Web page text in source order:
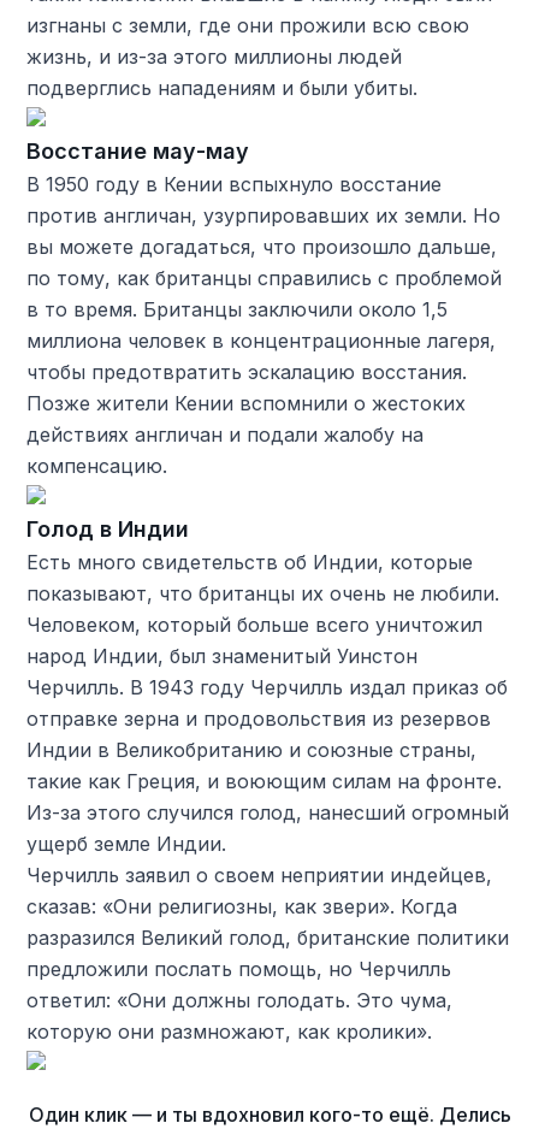
изгнаны с земли, где они прожили всю свою
жизнь, и из-за этого миллионы людей
подверглись нападениям и были убиты.
Восстание мау-мау
В 1950 году в Кении вспыхнуло восстание
против англичан, узурпировавших их земли. Но
вы можете догадаться, что произошло дальше,
по тому, как британцы справились с проблемой
в то время. Британцы заключили около 1,5
миллиона человек в концентрационные лагеря,
чтобы предотвратить эскалацию восстания.
Позже жители Кении вспомнили о жестоких
действиях англичан и подали жалобу на
компенсацию.
Голод в Индии
Есть много свидетельств об Индии, которые
показывают, что британцы их очень не любили.
Человеком, который больше всего уничтожил
народ Индии, был знаменитый Уинстон
Черчилль. В 1943 году Черчилль издал приказ об
отправке зерна и продовольствия из резервов
Индии в Великобританию и союзные страны,
такие как Греция, и воюющим силам на фронте.
Из-за этого случился голод, нанесший огромный
ущерб земле Индии.
Черчилль заявил о своем неприятии индейцев,
сказав: «Они религиозны, как звери». Когда
разразился Великий голод, британские политики
предложили послать помощь, но Черчилль
ответил: «Они должны голодать. Это чума,
которую они размножают, как кролики».